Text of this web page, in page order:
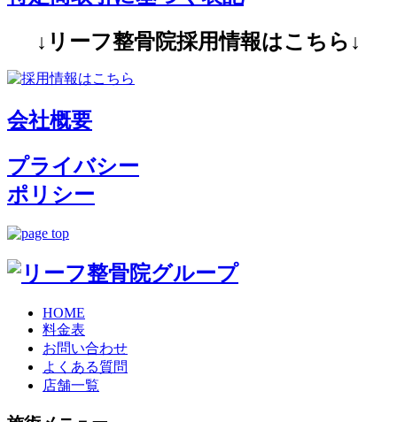
↓リーフ整骨院採用情報はこちら↓
会社概要
プライバシー
ポリシー
HOME
料金表
お問い合わせ
よくある質問
店舗一覧